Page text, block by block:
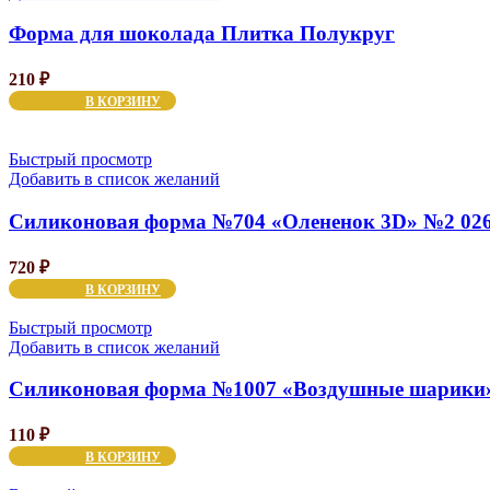
Форма для шоколада Плитка Полукруг
210 ₽
В КОРЗИНУ
Быстрый просмотр
Добавить в список желаний
Силиконовая форма №704 «Олененок 3D» №2
720 ₽
В КОРЗИНУ
Быстрый просмотр
Добавить в список желаний
Силиконовая форма №1007 «Воздушные
110 ₽
В КОРЗИНУ